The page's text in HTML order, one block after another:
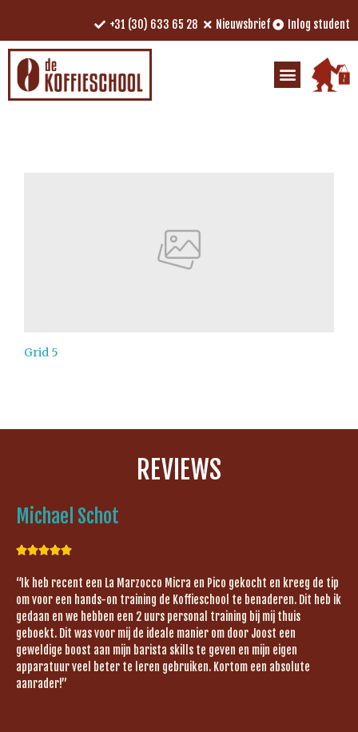
+31 (30) 633 65 28 Nieuwsbrief Inlog student
Grid 5
REVIEWS
Michael Schot

“Ik heb recent een La Marzocco Micra en Pico gekocht en kreeg de tip
om voor een hands-on training de Koffieschool te benaderen. Dit heb ik
gedaan en we hebben een 2 uurs personal training bij mij thuis
geboekt. Dit was voor mij de ideale manier om door Joost een
geweldige boost aan mijn barista skills te geven en mijn eigen
apparatuur veel beter te leren gebruiken. Kortom een absolute
aanrader!”